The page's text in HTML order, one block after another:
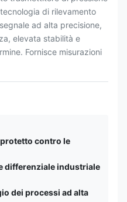
di rilevamento
ad alta precisione,
elevata stabilità e
Fornisce misurazioni
contro le
differenziale industriale
dei processi ad alta